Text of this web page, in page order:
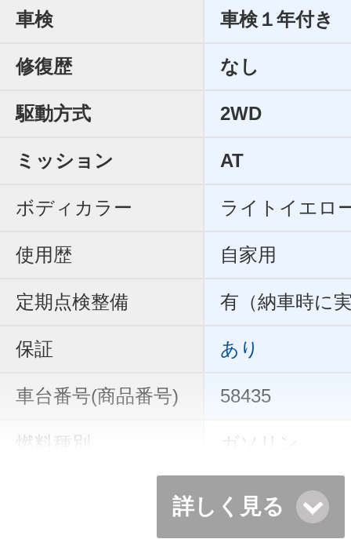
車検 車検１年付き
修復歴 なし
駆動方式 2WD
ミッション AT
ボディカラー ライトイエロ
使用歴 自家用
定期点検整備 有（納車時に
保証 あり
車台番号(商品番号) 58435
燃料種別 ガソリン
詳しく見る